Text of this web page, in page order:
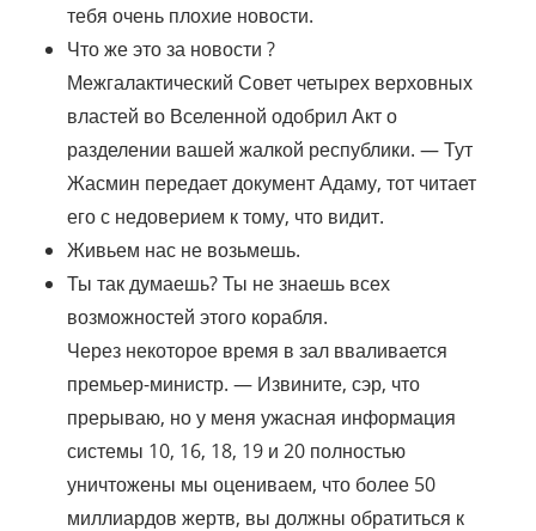
тебя очень плохие новости.
Что же это за новости ?
Межгалактический Совет четырех верховных
властей во Вселенной одобрил Акт о
разделении вашей жалкой республики. — Тут
Жасмин передает документ Адаму, тот читает
его с недоверием к тому, что видит.
Живьем нас не возьмешь.
Ты так думаешь? Ты не знаешь всех
возможностей этого корабля.
Через некоторое время в зал вваливается
премьер-министр. — Извините, сэр, что
прерываю, но у меня ужасная информация
системы 10, 16, 18, 19 и 20 полностью
уничтожены мы оцениваем, что более 50
миллиардов жертв, вы должны обратиться к